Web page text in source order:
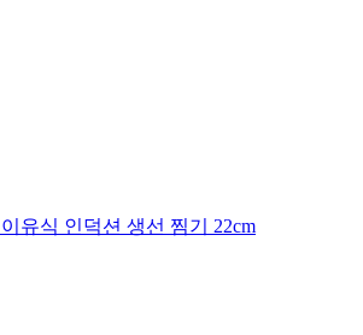
유식 인덕션 생선 찜기 22cm